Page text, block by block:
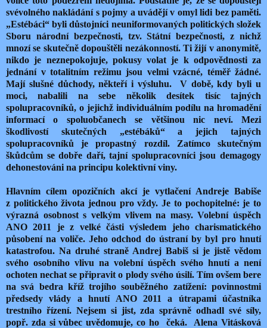
svévolného nakládání s pojmy a uvádějí v omyl lidi bez paměti.
„Estébáci“ byli důstojníci neuniformovaných politických složek
Sboru národní bezpečnosti, tzv. Státní bezpečnosti, z nichž
mnozí se skutečně dopouštěli nezákonností. Ti žijí v anonymitě,
nikdo je neznepokojuje, pokusy volat je k odpovědnosti za
jednání v totalitním režimu jsou velmi vzácné, téměř žádné.
Mají slušné důchody, někteří i výsluhu.
V době, kdy byli u
moci, nabalili na sebe několik desítek tisíc tajných
spolupracovníků, o jejichž individuálním podílu na hromadění
informací o spoluobčanech se většinou nic neví. Mezi
škodlivostí skutečných „estébáků“ a jejich tajných
spolupracovníků je propastný rozdíl. Zatímco skutečným
škůdcům se dobře daří, tajní spolupracovníci jsou demagogy
dehonestováni na principu kolektivní viny.
Hlavním cílem opozičních akcí je vytlačení Andreje Babiše
z politického života jednou pro vždy. Je to pochopitelné: je to
výrazná osobnost s velkým vlivem na masy. Volební úspěch
ANO 2011 je z velké části výsledem jeho charismatického
působení na voliče. Jeho odchod do ústraní by byl pro hnutí
katastrofou. Na druhé straně Andrej Babiš si je jistě vědom
svého osobního vlivu na volební úspěch svého hnutí a není
ochoten nechat se připravit o plody svého úsilí. Tím ovšem bere
na svá bedra kříž trojího souběžného zatížení: povinnostmi
předsedy vlády a hnutí ANO 2011 a útrapami účastníka
trestního řízení. Nejsem si jist, zda správně odhadl své síly,
popř. zda si vůbec uvědomuje, co ho
čeká.
Alena Vitásková